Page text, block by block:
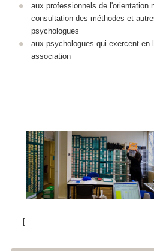
aux professionnels de l'orientation
consultation des méthodes et
psychologues
aux psychologues qui exercent en
association
[